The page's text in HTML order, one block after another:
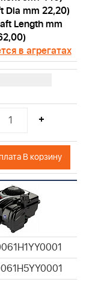
Dia mm 22,20)
Length mm
в агрегатах
+
В корзину